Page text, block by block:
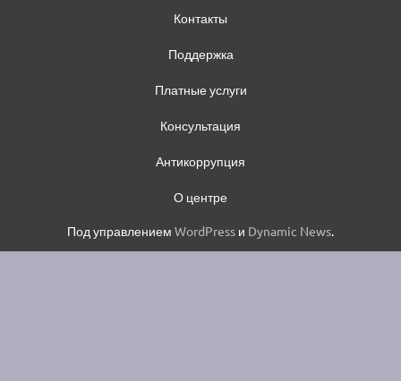
Контакты
Поддержка
Платные услуги
Консультация
Антикоррупция
О центре
Под управлением WordPress и Dynamic News.